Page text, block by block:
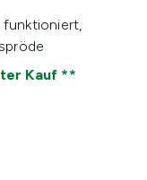
funktioniert,
Kauf